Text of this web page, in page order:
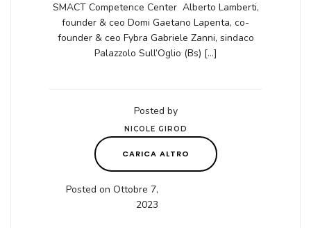
SMACT Competence Center Alberto Lamberti,
founder & ceo Domi Gaetano Lapenta, co-
founder & ceo Fybra Gabriele Zanni, sindaco
Palazzolo Sull’Oglio (Bs) […]
Posted by
NICOLE GIROD
CARICA ALTRO
Posted on Ottobre 7,
2023